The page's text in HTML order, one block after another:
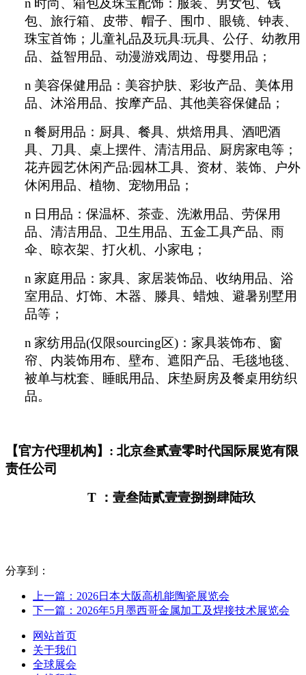
n 时尚、箱包及珠宝配饰：服装、男女包、钱
包、旅行箱、皮带、帽子、围巾、眼镜、钟表、
珠宝首饰；儿童礼品及玩具:玩具、公仔、幼教用
品、益智用品、动漫游戏周边、母婴用品；
n 美容保健用品：美容护肤、彩妆产品、美体用
品、沐浴用品、按摩产品、其他美容保健品；
n餐厨用品：厨具、餐具、烘焙用具、酒吧酒
具、刀具、桌上摆件、清洁用品、厨房家电等；
花卉园艺休闲产品:园林工具、资材、装饰、户外
休闲用品、植物、宠物用品；
n 日用品：保温杯、茶壶、洗漱用品、劳保用
品、清洁用品、卫生用品、五金工具产品、雨
伞、晾衣架、打火机、小家电；
n 家庭用品：家具、家居装饰品、收纳用品、浴
室用品、灯饰、木器、滕具、蜡烛、避暑别墅用
品等；
n 家纺用品(仅限sourcing区)：家具装饰布、窗
帘、内装饰用布、壁布、遮阳产品、毛毯地毯、
被单与枕套、睡眠用品、床垫厨房及餐桌用纺织
品。
【官方代理机构】: 北京叁贰壹零时代国际展览有限
责任公司
T
：壹叁陆贰壹壹捌捌肆陆玖
分享到：
上一篇：2026日本大阪高机能陶瓷展览会
下一篇：2026年5月墨西哥金属加工及焊接技术展览会
网站首页
关于我们
全球展会